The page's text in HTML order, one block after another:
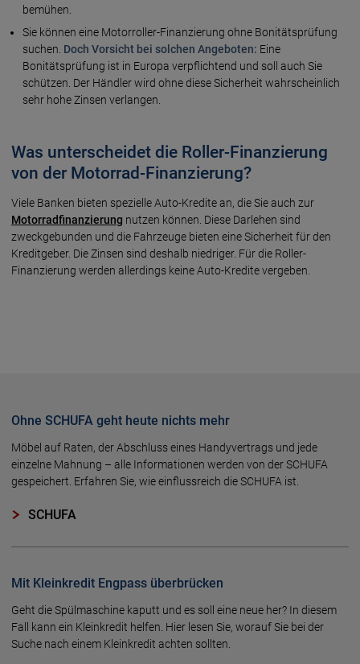
bemühen.
Sie können eine Motorroller-Finanzierung ohne Bonitätsprüfung
suchen. Doch Vorsicht bei solchen Angeboten: Eine
Bonitätsprüfung ist in Europa verpflichtend und soll auch Sie
schützen. Der Händler wird ohne diese Sicherheit wahrscheinlich
sehr hohe Zinsen verlangen.
Was unterscheidet die Roller-Finanzierung
von der Motorrad-Finanzierung?
Viele Banken bieten spezielle Auto-Kredite an, die Sie auch zur
Motorradfinanzierung nutzen können. Diese Darlehen sind
zweckgebunden und die Fahrzeuge bieten eine Sicherheit für den
Kreditgeber. Die Zinsen sind deshalb niedriger. Für die Roller-
Finanzierung werden allerdings keine Auto-Kredite vergeben.
Ohne SCHUFA geht heute nichts mehr
Möbel auf Raten, der Abschluss eines Handyvertrags und jede
einzelne Mahnung – alle Informationen werden von der SCHUFA
gespeichert. Erfahren Sie, wie einflussreich die SCHUFA ist.
SCHUFA
Mit Kleinkredit Engpass überbrücken
Geht die Spülmaschine kaputt und es soll eine neue her? In diesem
Fall kann ein Kleinkredit helfen. Hier lesen Sie, worauf Sie bei der
Suche nach einem Kleinkredit achten sollten.